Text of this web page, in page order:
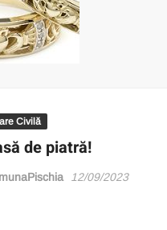
Civilă
de piatră!
12/09/2023